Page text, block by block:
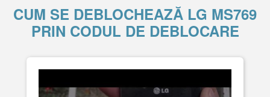
CUM SE DEBLOCHEAZĂ LG MS769
PRIN CODUL DE DEBLOCARE